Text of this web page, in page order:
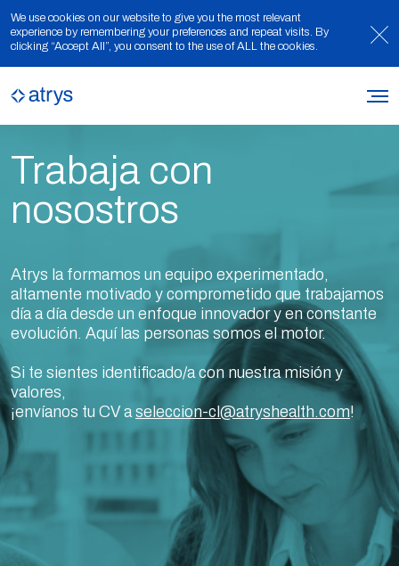
We use cookies on our website to give you the most relevant
experience by remembering your preferences and repeat visits. By
clicking “Accept All”, you consent to the use of ALL the cookies.
Trabaja con
nosostros
Atrys la formamos un equipo experimentado,
altamente motivado y comprometido que trabajamos
día a día desde un enfoque innovador y en constante
evolución. Aquí las personas somos el motor.
Si te sientes identificado/a con nuestra misión y
valores,
¡envíanos tu CV aseleccion-cl@atryshealth.com!